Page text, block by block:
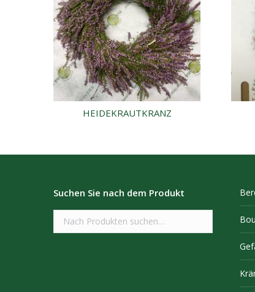
HEIDEKRAUTKRANZ
Suchen Sie nach dem Produkt